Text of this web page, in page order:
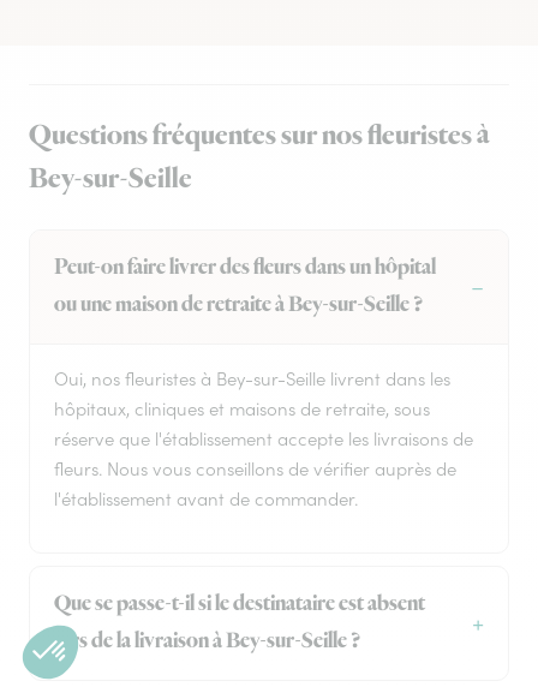
Questions fréquentes sur nos fleuristes à
Bey-sur-Seille
Peut-on faire livrer des fleurs dans un hôpital
ou une maison de retraite à Bey-sur-Seille ?
Oui, nos fleuristes à Bey-sur-Seille livrent dans les
hôpitaux, cliniques et maisons de retraite, sous
réserve que l'établissement accepte les livraisons de
fleurs. Nous vous conseillons de vérifier auprès de
l'établissement avant de commander.
Que se passe-t-il si le destinataire est absent
lors de la livraison à Bey-sur-Seille ?